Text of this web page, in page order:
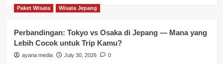
Paket Wisata Wisata Jepang
Perbandingan: Tokyo vs Osaka di Jepang — Mana yang
Lebih Cocok untuk Trip Kamu?
ayana media July 30, 2026 0